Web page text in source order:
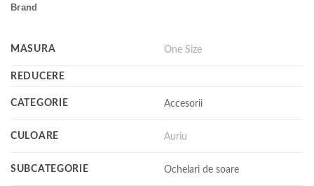
Brand
MASURA One Size
REDUCERE
CATEGORIE Accesorii
CULOARE Auriu
SUBCATEGORIE Ochelari de soare